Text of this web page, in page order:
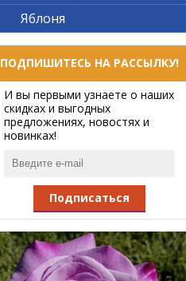
Яблоня
ПОДПИШИТЕСЬ НА РАССЫЛКУ!
И вы первыми узнаете о наших
скидках и выгодных
предложениях, новостях и
новинках!
Подписаться